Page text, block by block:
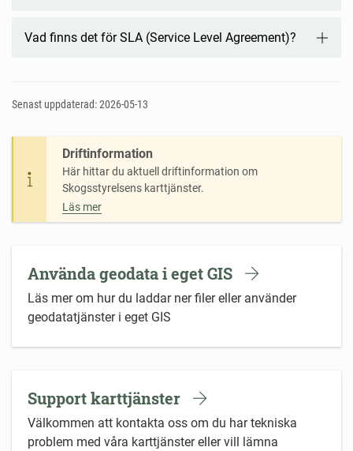
Vad finns det för SLA (Service Level Agreement)?
Senast uppdaterad: 2026-05-13
Driftinformation
Här hittar du aktuell driftinformation om
Skogsstyrelsens karttjänster.
Läs mer
Använda geodata i eget GIS
Läs mer om hur du laddar ner filer eller använder
geodatatjänster i eget GIS
Support karttjänster
Välkommen att kontakta oss om du har tekniska
problem med våra karttjänster eller vill lämna